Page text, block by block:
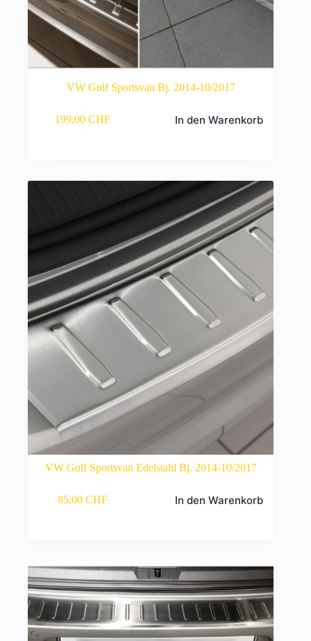
VW Golf Sportsvan Bj. 2014-10/2017
199,00 CHF In den Warenkorb
VW Golf Sportsvan Edelstahl Bj. 2014-10/2017
85,00 CHF In den Warenkorb